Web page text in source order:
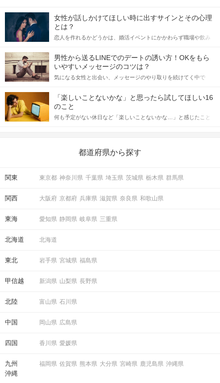
女性が話しかけてほしい時に出すサインとその心理
とは？
恋人を作れるかどうかは、婚活イベントにかかわらず職場や飲み
てアプローチできるかにも左右されます。 これから恋人作りを本
格的に始めようとしている方は、女性が異性を求めて出すサイン
をしっかりと理解し、正しい行動に移せるかどうかが重要。 この
記事では、女性が話しかけて欲しい時に出すサインとその心理を
合にどのような行動に繋げるべきかをご紹介していきます。
男性から送るLINEでのデートの誘い方！OKをもら
いやすいメッセージのコツは？
気になる女性と出会い、メッセージのやり取りを続けてく中で
しかし、中には「どう誘ったらいいの？」とお困りの男性もいら
っしゃるのではないでしょうか。 そこで今回は、男性から女性へ
送るLINEでのデートの誘い方のコツをご紹介します。例文も混じ
えながら解説するので、ぜひ参考にしてください。
「楽しいことないかな」と思ったら試してほしい16
のこと
何も予定がない休日など「楽しいことないかな…」と感じたこと
の楽しいことアイデアを集めました♪ いままさに楽しいことを探し
都道府県から探す
関東 東京都 神奈川県 千葉県 埼玉県 茨城県 栃木県 群馬県
関西 大阪府 京都府 兵庫県 滋賀県 奈良県 和歌山県
東海 愛知県 静岡県 岐阜県 三重県
北海道 北海道
東北 岩手県 宮城県 福島県
甲信越 新潟県 山梨県 長野県
北陸 富山県 石川県
中国 岡山県 広島県
四国 香川県 愛媛県
九州
沖縄
福岡県 佐賀県 熊本県 大分県 宮崎県 鹿児島県 沖縄県